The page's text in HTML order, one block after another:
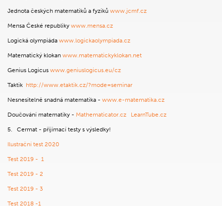
Jednota českých matematiků a fyziků www.jcmf.cz
Mensa České republiky www.mensa.cz
Logická olympiáda www.logickaolympiada.cz
Matematický klokan www.matematickyklokan.net
Genius Logicus www.geniuslogicus.eu/cz
Taktik http://www.etaktik.cz/?mode=seminar
Nesnesitelně snadná matematika - www.e-matematika.cz
Doučování matematiky - Mathematicator.cz LearnTube.cz
5. Cermat - přijímací testy s výsledky!
Ilustrační test 2020
Test 2019 - 1
Test 2019 - 2
Test 2019 - 3
Test 2018 -1